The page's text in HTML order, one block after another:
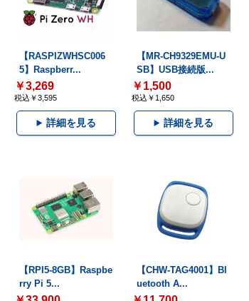
【RASPIZWHSC006
5】Raspberr...
￥3,269
税込￥3,595
詳細を見る
【MR-CH9329EMU-U
SB】USB接続版...
￥1,500
税込￥1,650
詳細を見る
【RPI5-8GB】Raspbe
rry Pi 5...
【CHW-TAG4001】Bl
uetooth A...